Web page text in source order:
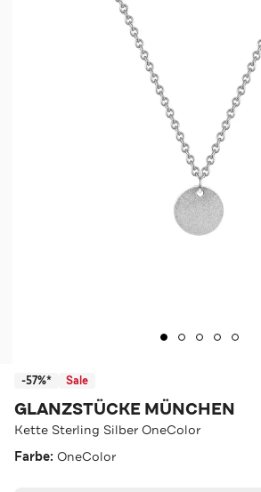
-57%* Sale
GLANZSTÜCKE MÜNCHEN
Kette Sterling Silber OneColor
Farbe: OneColor